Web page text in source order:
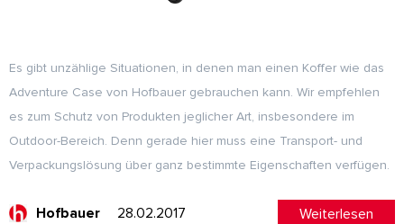
Es gibt unzählige Situationen, in denen man einen Koffer wie das
Adventure Case von Hofbauer gebrauchen kann. Wir empfehlen
es zum Schutz von Produkten jeglicher Art, insbesondere im
Outdoor-Bereich. Denn gerade hier muss eine Transport- und
Verpackungslösung über ganz bestimmte Eigenschaften verfügen.
Hofbauer 28.02.2017 Weiterlesen